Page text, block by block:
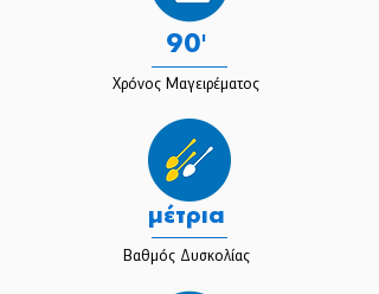
90'
Χρόνος Μαγειρέματος
μέτρια
Βαθμός Δυσκολίας